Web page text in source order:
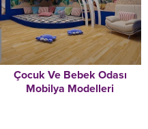
Çocuk Ve Bebek Odası
Mobilya Modelleri